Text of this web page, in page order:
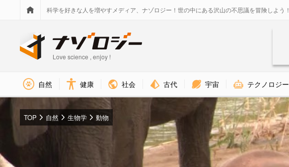
科学を好きな人を増やすメディア、ナゾロジー！世の中にある沢山の不思議を冒険しよう！
Love science , enjoy !
自然 健康 社会 古代 宇宙 テクノロジー
TOP 自然 生物学 動物